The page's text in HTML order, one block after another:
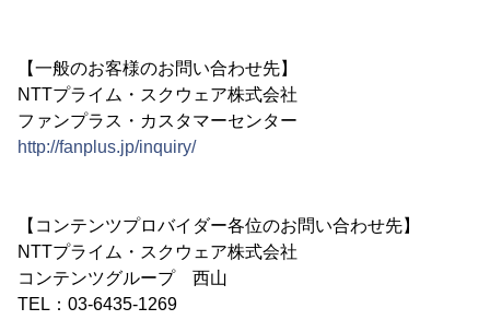
【一般のお客様のお問い合わせ先】
NTTプライム・スクウェア株式会社
ファンプラス・カスタマーセンター
http://fanplus.jp/inquiry/
【コンテンツプロバイダー各位のお問い合わせ先】
NTTプライム・スクウェア株式会社
コンテンツグループ 西山
TEL：03-6435-1269